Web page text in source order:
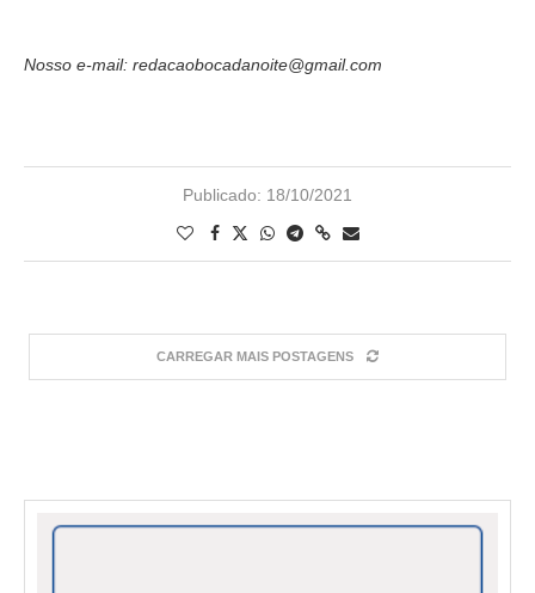
Nosso e-mail: redacaobocadanoite@gmail.com
Publicado: 18/10/2021
CARREGAR MAIS POSTAGENS